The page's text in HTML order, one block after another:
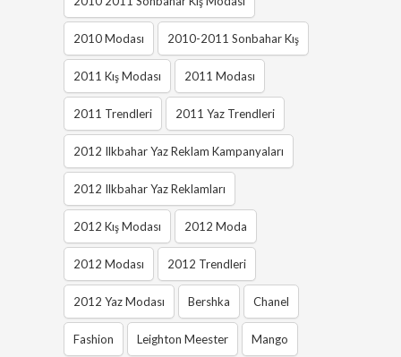
2010 Modası 2010-2011 Sonbahar Kış
2011 Kış Modası 2011 Modası
2011 Trendleri 2011 Yaz Trendleri
2012 Ilkbahar Yaz Reklam Kampanyaları
2012 Ilkbahar Yaz Reklamları
2012 Kış Modası 2012 Moda
2012 Modası 2012 Trendleri
2012 Yaz Modası Bershka Chanel
Fashion Leighton Meester Mango